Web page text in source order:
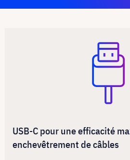
USB-C pour une efficacité
enchevêtrement de câbles